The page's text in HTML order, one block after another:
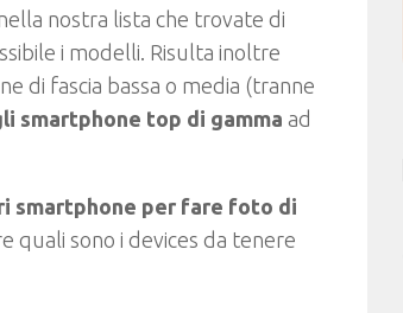
nostra lista che trovate di
i modelli. Risulta inoltre
di fascia bassa o media (tranne
smartphone top di gamma ad
smartphone per fare foto di
quali sono i devices da tenere